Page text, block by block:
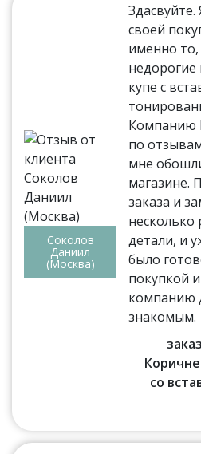
Соколов
Даниил
(Москва)
своей
именно то,
купе с
Компанию
по
мне
магазине.
заказа и
несколько
детали, и
было
покупкой
компанию
знакомым.
со